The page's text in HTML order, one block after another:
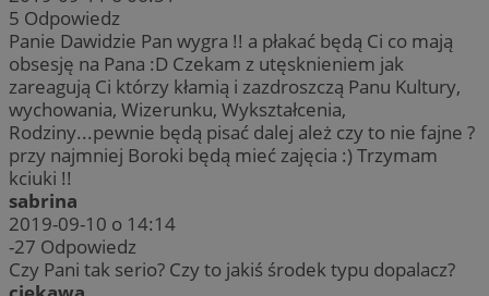
5 Odpowiedz
Panie Dawidzie Pan wygra !! a płakać będą Ci co mają
obsesję na Pana :D Czekam z utęsknieniem jak
zareagują Ci którzy kłamią i zazdroszczą Panu Kultury,
wychowania, Wizerunku, Wykształcenia,
Rodziny...pewnie będą pisać dalej ależ czy to nie fajne ?
przy najmniej Boroki będą mieć zajęcia :) Trzymam
kciuki !!
sabrina
2019-09-10 o 14:14
-27 Odpowiedz
Czy Pani tak serio? Czy to jakiś środek typu dopalacz?